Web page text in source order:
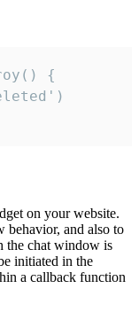
{
on your website.
behavior, and also to
the chat window is
initiated in the
a callback function